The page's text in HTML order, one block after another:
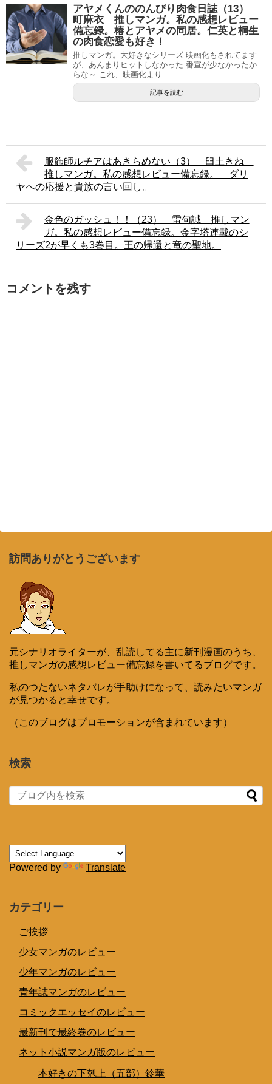
アヤメくんののんびり肉食日誌（13）
町麻衣 推しマンガ。私の感想レビュー
備忘録。椿とアヤメの同居。仁英と桐生
の肉食恋愛も好き！
推しマンガ。大好きなシリーズ 映画化もされてます
が、あんまりヒットしなかった 番宣が少なかったか
らな～ これ、映画化より...
記事を読む
服飾師ルチアはあきらめない（3） 臼土きね
推しマンガ。私の感想レビュー備忘録。 ダリ
ヤへの応援と貴族の言い回し。
金色のガッシュ！！（23） 雷句誠 推しマン
ガ。私の感想レビュー備忘録。金字塔連載のシ
リーズ2が早くも3巻目。王の帰還と竜の聖地。
コメントを残す
訪問ありがとうございます
元シナリオライターが、乱読してる主に新刊漫画のうち、
推しマンガの感想レビュー備忘録を書いてるブログです。
私のつたないネタバレが手助けになって、読みたいマンガ
が見つかると幸せです。
（このブログはプロモーションが含まれています）
検索
Powered by Translate
カテゴリー
ご挨拶
少女マンガのレビュー
少年マンガのレビュー
青年誌マンガのレビュー
コミックエッセイのレビュー
最新刊で最終巻のレビュー
ネット小説マンガ版のレビュー
本好きの下剋上（五部）鈴華